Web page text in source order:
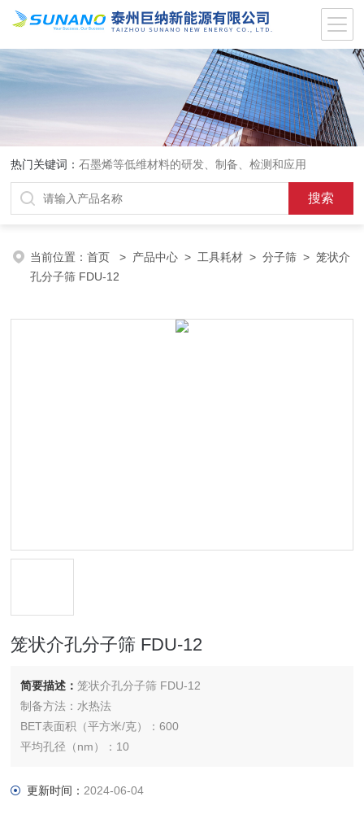
热门关键词：石墨烯等低维材料的研发、制备、检测和应用
当前位置：首页 > 产品中心 > 工具耗材 >分子筛 > 笼状介
孔分子筛 FDU-12
笼状介孔分子筛 FDU-12
简要描述： 笼状介孔分子筛 FDU-12
制备方法：水热法
BET表面积（平方米/克）：600
平均孔径（nm）：10
孔隙体积（立方厘米/克）：0.66
更新时间： 2024-06-04